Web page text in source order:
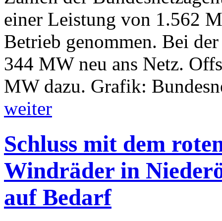
einer Leistung von 1.562
Betrieb genommen. Bei
344 MW neu ans Netz.
MW dazu. Grafik:
weiter
Schluss mit dem
Windräder in
auf Bedarf